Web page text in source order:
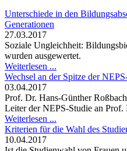
Unterschiede in den
Generationen
27.03.2017
Soziale Ungleichheit:
wurden ausgewertet.
Weiterlesen ...
Wechsel an der Spitze der
03.04.2017
Prof. Dr. Hans-Günther
Leiter der NEPS-Studie an Prof.
Weiterlesen ...
Kriterien für die Wahl des
10.04.2017